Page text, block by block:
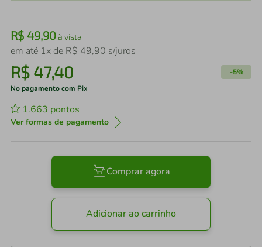
R$ 49,90à vista
em até 1x de R$ 49,90 s/juros
R$ 47,40 -5%
No pagamento com Pix
1.663 pontos
Ver formas de pagamento
Comprar agora
Adicionar ao carrinho